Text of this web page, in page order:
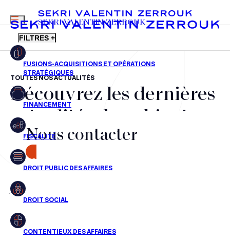
FR EN
MENU
SEKRI VALENTIN ZERROUK
FILTRES +
Fusions-acquisitions et opérations stratégiques
Financement
Fiscalité
Droit public des affaires
Droit social
Droit immobilier
TOUTES NOS ACTUALITÉS
Découvrez les dernières
actualités du cabinet,
nos récompenses et nos
transactions, jour après
jour
Aucun résultats pour cette recherche
Nous contacter